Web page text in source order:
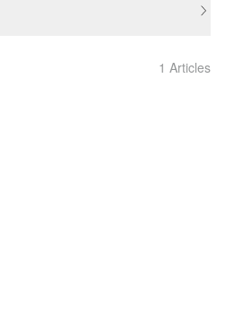
1 Articles